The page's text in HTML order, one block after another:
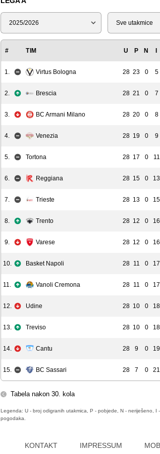
Sezona Tip
# TIM U P N
1. Virtus Bologna 28 23 0 5
2. Brescia 28 21 0 7
3. BC Armani Milano 28 20 0 8
4. Venezia 28 19 0 9
5. Tortona 28 17 0 11
6. Reggiana 28 15 0 13
7. Trieste 28 13 0 15
8. Trento 28 12 0 16
9. Varese 28 12 0 16
10. Basket Napoli 28 11 0 17
11. Vanoli Cremona 28 11 0 17
12. Udine 28 10 0 18
13. Treviso 28 10 0 18
14. Cantu 28 9 0 19
15. BC Sassari 28 7 0 21
Tabela nakon 30. kola
Legenda: U - broj odigranih utakmica, P - pobjede, N - neriješeno,
pogodaka.
KONTAKT IMPRESSUM